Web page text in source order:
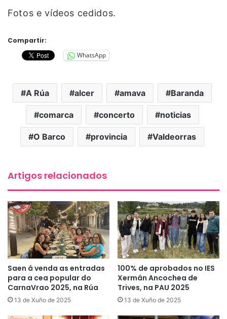
Fotos e vídeos cedidos.
Compartir:
WhatsApp
A Rúa alcer amava Baranda
comarca concerto noticias
O Barco provincia Valdeorras
Artigos relacionados
Saen á venda as entradas
para a cea popular do
CarnaVrao 2025, na Rúa
13 de Xuño de 2025
100% de aprobados no IES
Xermán Ancochea de
Trives, na PAU 2025
13 de Xuño de 2025